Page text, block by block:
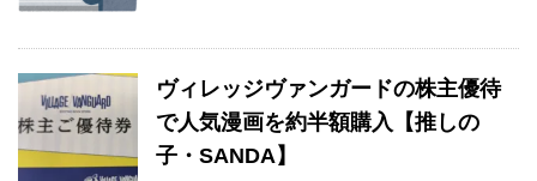
ヴィレッジヴァンガードの株主優待
で人気漫画を約半額購入【推しの
子・SANDA】